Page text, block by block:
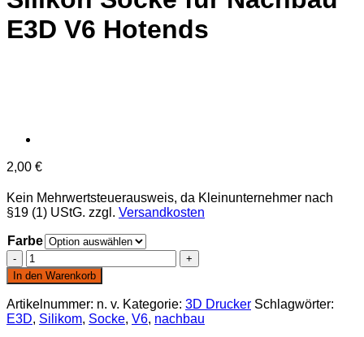
E3D V6 Hotends
2,00 €
Kein Mehrwertsteuerausweis, da Kleinunternehmer nach
§19 (1) UStG. zzgl. Versandkosten
Farbe
Silikon
Socke
für
Nachbau
E3D
V6
In den Warenkorb
Artikelnummer: n. v. Kategorie: 3D Drucker Schlagwörter:
E3D, Silikom, Socke, V6, nachbau